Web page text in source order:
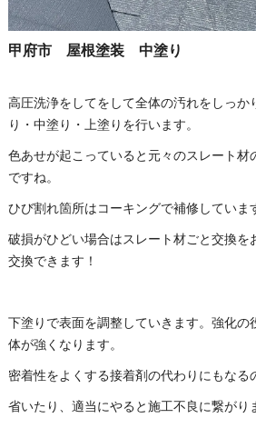
甲府市 屋根塗装 中塗り
高圧洗浄をしてをして全体の汚れをしっか
り・中塗り・上塗りを行います。
色あせが起こっていると元々のスレート材
ですね。
ひび割れ箇所はコーキングで補修していま
破損がひどい場合はスレート材ごと交換を
交換できます！
下塗りで表面を調整していきます。強化の
体が強くなります。
密着性をよくする接着剤の代わりにもなる
省いたり、適当にやると施工不良に繋がり